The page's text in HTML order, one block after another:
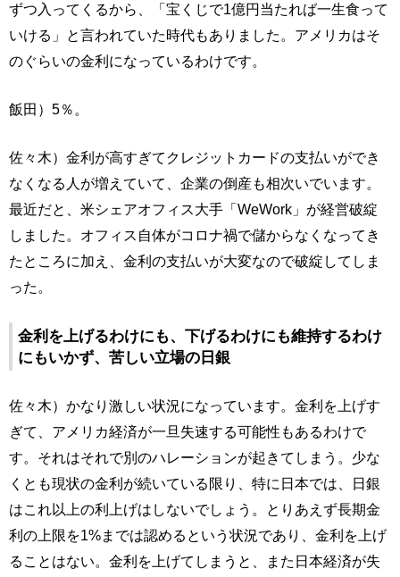
ずつ入ってくるから、「宝くじで1億円当たれば一生食って
いける」と言われていた時代もありました。アメリカはそ
のぐらいの金利になっているわけです。
飯田）5％。
佐々木）金利が高すぎてクレジットカードの支払いができ
なくなる人が増えていて、企業の倒産も相次いでいます。
最近だと、米シェアオフィス大手「WeWork」が経営破綻
しました。オフィス自体がコロナ禍で儲からなくなってき
たところに加え、金利の支払いが大変なので破綻してしま
った。
金利を上げるわけにも、下げるわけにも維持するわけ
にもいかず、苦しい立場の日銀
佐々木）かなり激しい状況になっています。金利を上げす
ぎて、アメリカ経済が一旦失速する可能性もあるわけで
す。それはそれで別のハレーションが起きてしまう。少な
くとも現状の金利が続いている限り、特に日本では、日銀
はこれ以上の利上げはしないでしょう。とりあえず長期金
利の上限を1%までは認めるという状況であり、金利を上げ
ることはない。金利を上げてしまうと、また日本経済が失